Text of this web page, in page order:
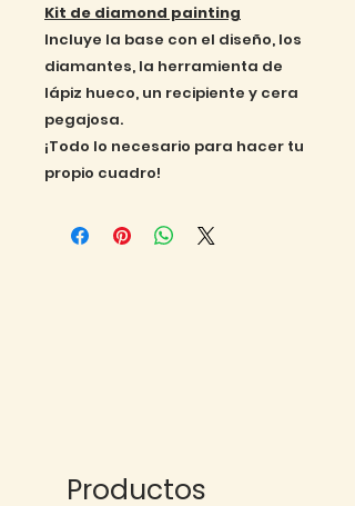
Kit de diamond painting
Incluye la base con el diseño, los
diamantes, la herramienta de
lápiz hueco, un recipiente y cera
pegajosa.
¡Todo lo necesario para hacer tu
propio cuadro!
Productos